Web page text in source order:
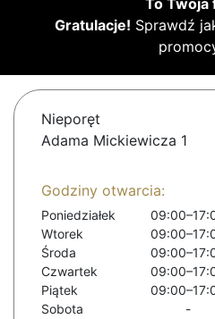
To Twoja
Gratulacje! Sprawdź
Nieporęt
Adama Mickiewicza 1
Godziny otwarcia:
Poniedziałek
Wtorek
Środa
Czwartek
Piątek
Sobota
-